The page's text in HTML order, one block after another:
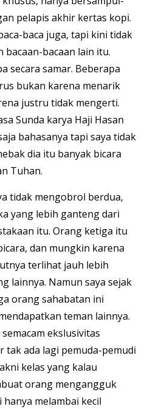
pelapis akhir kertas kopi.
baca juga, tapi kini tidak
bacaan lain itu.
secara samar. Beberapa
bukan karena menarik
justru tidak mengerti.
Sunda karya Haji Hasan
bahasanya tapi saya tidak
dia itu banyak bicara
Tuhan.
tidak mengobrol berdua,
yang lebih ganteng dari
itu. Orang ketiga itu
dan mungkin karena
terlihat jauh lebih
lainnya. Namun saya sejak
orang sahabatan ini
teman lainnya.
ekslusivitas
tak ada lagi pemuda-pemudi
kelas yang kalau
orang mengangguk
melambai kecil